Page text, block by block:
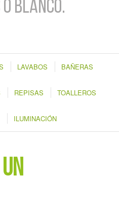
BLANCO.
LAVABOS BAÑERAS
REPISAS TOALLEROS
ILUMINACIÓN